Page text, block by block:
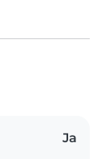
Ja